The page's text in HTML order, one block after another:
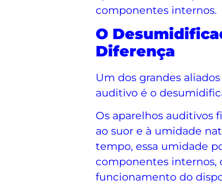
componentes internos.
O
Diferença
Um dos grandes
auditivo é o
Os aparelhos auditivos
ao suor e à umidade
tempo, essa umidade
componentes
funcionamento do